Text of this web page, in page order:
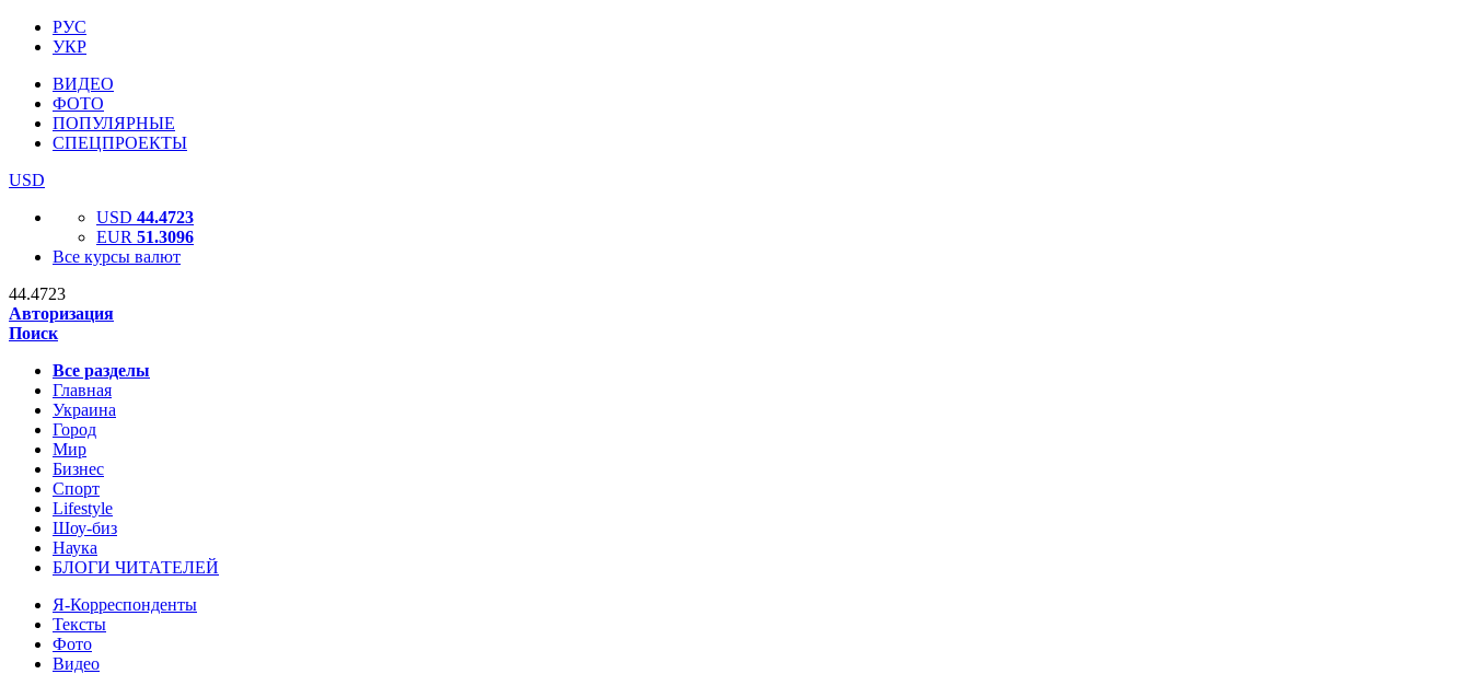
РУС
УКР
ВИДЕО
ФОТО
ПОПУЛЯРНЫЕ
СПЕЦПРОЕКТЫ
USD
USD 44.4723
EUR 51.3096
Все курсы валют
44.4723
Авторизация
Поиск
Все разделы
Главная
Украина
Город
Мир
Бизнес
Спорт
Lifestyle
Шоу-биз
Наука
БЛОГИ ЧИТАТЕЛЕЙ
Я-Корреспонденты
Тексты
Фото
Видео